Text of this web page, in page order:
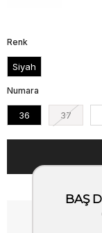
Renk
Siyah
Numara
36 37